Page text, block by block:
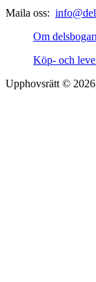
Maila oss:
Om
Köp- och
Upphovsrätt ©